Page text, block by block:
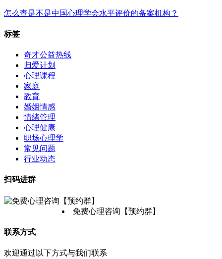
怎么查是不是中国心理学会水平评价的备案机构？
标签
奇才公益热线
归爱计划
心理课程
家庭
教育
婚姻情感
情绪管理
心理健康
职场心理学
常见问题
行业动态
扫码进群
免费心理咨询【预约群】
联系方式
欢迎通过以下方式与我们联系